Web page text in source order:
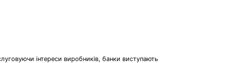
інтереси виробників, банки виступають